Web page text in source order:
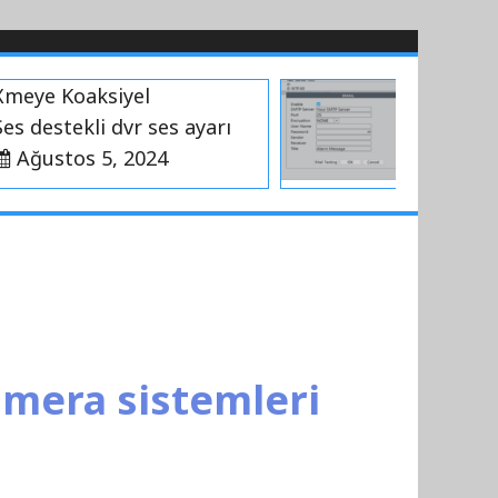
Koaksiyel
dvr ses ayarı
5, 2024
Xmeye
sistemleri